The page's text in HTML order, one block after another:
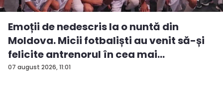
07 august 2026, 11:01
Emoții de nedescris la o nuntă din
Moldova. Micii fotbaliști au venit să-și
felicite antrenorul în cea mai
importan...